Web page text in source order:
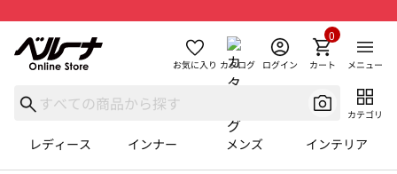
お気に入り カタログ ログイン カート
0
メニュー
カテゴリ
レディース インナー メンズ インテリア